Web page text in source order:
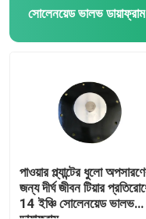
পালস ভালভ ডায়াফ্রাম
কম্পোজিট ডায়াফ্রাম
রাবার ফ্ল্যাঞ্জ গ্যাসকেট
সোলেনয়েড ভালভ ডায়াফ্রাম
পাওয়ার প্ল্যান্টের ধুলো
জন্য দীর্ঘ জীবন টিয়ার
14 ইঞ্চি সোলেনয়েড ভালভ